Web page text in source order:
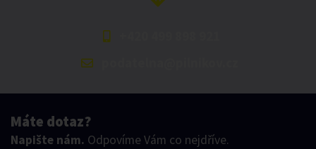
Máte dotaz?
Napište nám. Odpovíme Vám co nejdříve.